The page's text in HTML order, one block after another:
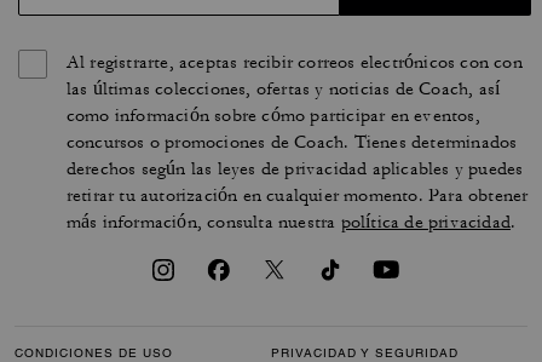
Al registrarte, aceptas recibir correos electrónicos con con
las últimas colecciones, ofertas y noticias de Coach, así
como información sobre cómo participar en eventos,
concursos o promociones de Coach. Tienes determinados
derechos según las leyes de privacidad aplicables y puedes
retirar tu autorización en cualquier momento. Para obtener
más información, consulta nuestra política de privacidad.
CONDICIONES DE USO PRIVACIDAD Y SEGURIDAD